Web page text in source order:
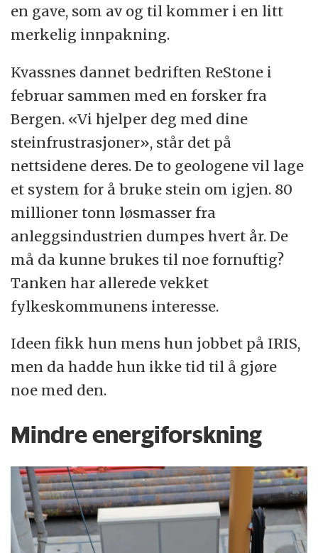
en gave, som av og til kommer i en litt
merkelig innpakning.
Kvassnes dannet bedriften ReStone i
februar sammen med en forsker fra
Bergen. «Vi hjelper deg med dine
steinfrustrasjoner», står det på
nettsidene deres. De to geologene vil lage
et system for å bruke stein om igjen. 80
millioner tonn løsmasser fra
anleggsindustrien dumpes hvert år. De
må da kunne brukes til noe fornuftig?
Tanken har allerede vekket
fylkeskommunens interesse.
Ideen fikk hun mens hun jobbet på IRIS,
men da hadde hun ikke tid til å gjøre
noe med den.
Mindre energiforskning